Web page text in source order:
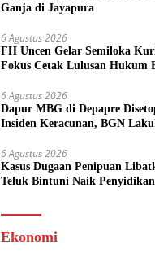
Ganja di Jayapura
6 Agustus 2026
FH Uncen Gelar Semiloka
Fokus Cetak Lulusan Hukum
6 Agustus 2026
Dapur MBG di Depapre
Insiden Keracunan, BGN
6 Agustus 2026
Kasus Dugaan Penipuan
Teluk Bintuni Naik Penyidikan
Ekonomi